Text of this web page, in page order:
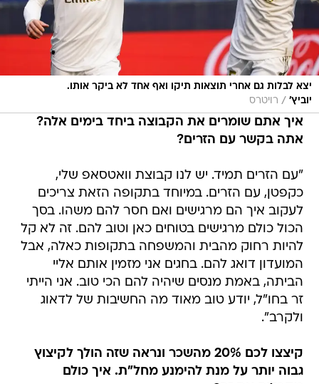
יצא לבלות גם אחרי תוצאות תיקו ואף אחד לא ביקר אותו.
יוביץ' / רויטרס
איך אתם שומרים את הקבוצה ביחד בימים אלה?
אתה בקשר עם הזרים?
"עם הזרים תמיד. יש לנו קבוצת וואטסאפ שלי,
כקפטן, עם הזרים. במיוחד בתקופה הזאת צריכים
לעקוב איך הם מרגישים ואם חסר להם משהו. בסך
הכול כולם מרגישים בטוחים כאן וטוב להם. זה לא קל
להיות רחוק מהבית והמשפחה בתקופות כאלה, אבל
המועדון דואג להם. בחגים אני מזמין אותם אליי
הביתה, באמת מנסים שיהיה להם הכי טוב. אני הייתי
זר בחו"ל, יודע טוב מאוד מה החשיבות של לדאוג
ולקרב".
קיצצו לכם 20% מהשכר ונראה שזה הולך לקיצוץ
גבוה יותר על מנת להימנע מחל"ת. איך כולם